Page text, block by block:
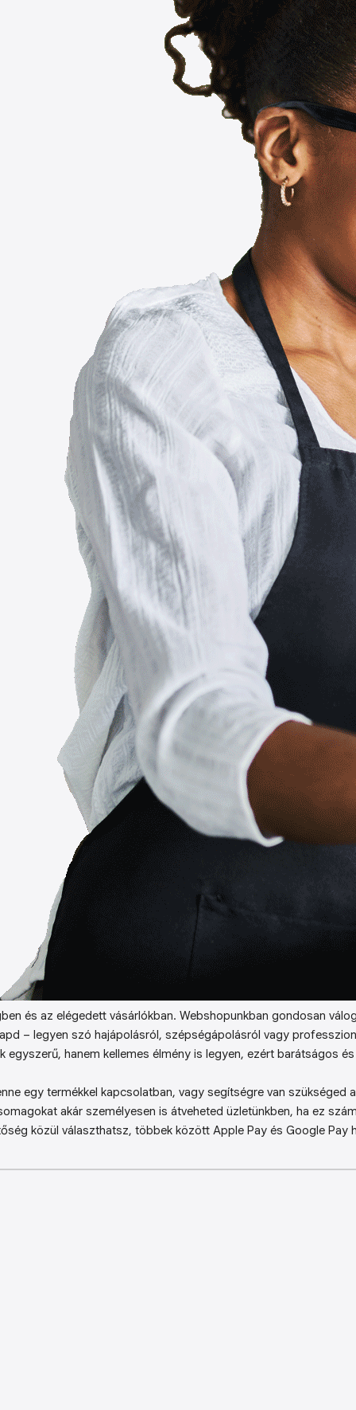
és az elégedett vásárlókban. Webshopunkban gondosan
– legyen szó hajápolásról, szépségápolásról vagy
egyszerű, hanem kellemes élmény is legyen, ezért barátságos
egy termékkel kapcsolatban, vagy segítségre van szükséged
akár személyesen is átveheted üzletünkben, ha ez
közül választhatsz, többek között Apple Pay és Google Pay